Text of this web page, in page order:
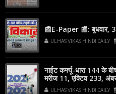
📰E-Paper 📰: बुधवार,
ULHAS VIKAS HINDI DAILY
नाईट कर्फ्यू-धारा 144 के
मरीज 11, एक्टिव 233,
ULHAS VIKAS HINDI DAILY